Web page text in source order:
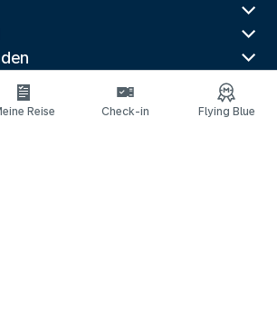
Reise Check-in Flying Blue